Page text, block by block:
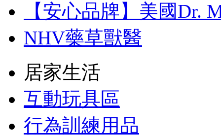
【安心品牌】美國Dr.
NHV藥草獸醫
居家生活
互動玩具區
行為訓練用品